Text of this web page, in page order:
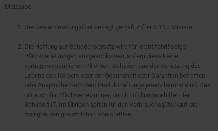
Maßgabe:
Die Gewährleistungsfrist beträgt gemäß Ziffer 8.1 12 Monate.
Die Haftung auf Schadensersatz wird für leicht fahrlässige
Pflichtverletzungen ausgeschlossen, sofern diese keine
vertragswesentlichen Pflichten, Schäden aus der Verletzung des
Lebens des Körpers oder der Gesundheit oder Garantien betreffen
oder Ansprüche nach dem Produkthaftungsgesetz berührt sind. Das
gilt auch für Pflichtverletzungen durch Erfüllungsgehilfen der
Schubert IT. Im Übrigen gelten für den Verbrauchsgüterkauf die
zwingen-den gesetzlichen Vorschriften.